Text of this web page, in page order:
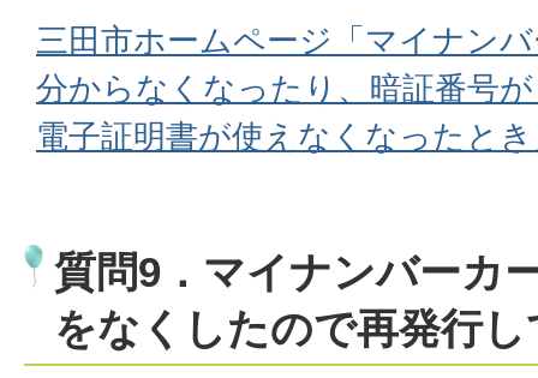
三田市ホームページ「マイナン
分からなくなったり、暗証番号
電子証明書が使えなくなったと
質問9．マイナンバーカ
をなくしたので再発行